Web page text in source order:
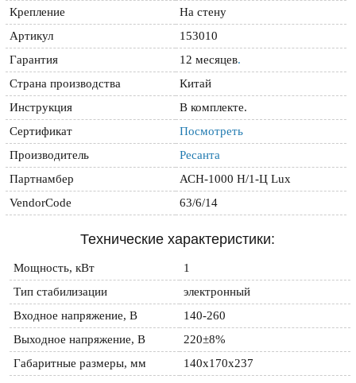
Крепление
На стену
Артикул
153010
Гарантия
12 месяцев.
Страна производства
Китай
Инструкция
В комплекте.
Сертификат
Посмотреть
Производитель
Ресанта
Партнамбер
АСН-1000 Н/1-Ц Lux
VendorCode
63/6/14
Технические характеристики:
Мощность, кВт
1
Тип стабилизации
электронный
Входное напряжение, В
140-260
Выходное напряжение, В
220±8%
Габаритные размеры, мм
140x170x237